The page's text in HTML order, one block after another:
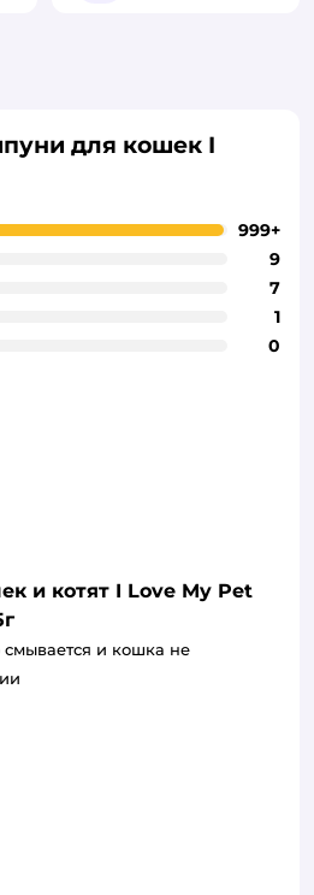
для кошек I
999+
9
7
1
0
и котят I Love My Pet
смывается и кошка не